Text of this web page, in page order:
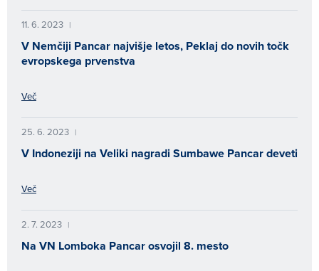
11. 6. 2023 |
V Nemčiji Pancar najvišje letos, Peklaj do novih točk
evropskega prvenstva
Več
25. 6. 2023 |
V Indoneziji na Veliki nagradi Sumbawe Pancar deveti
Več
2. 7. 2023 |
Na VN Lomboka Pancar osvojil 8. mesto